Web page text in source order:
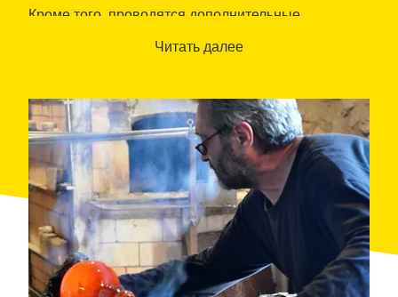
Кроме того, проводятся дополнительные
транспортных средств, танцевальные и
Читать далее